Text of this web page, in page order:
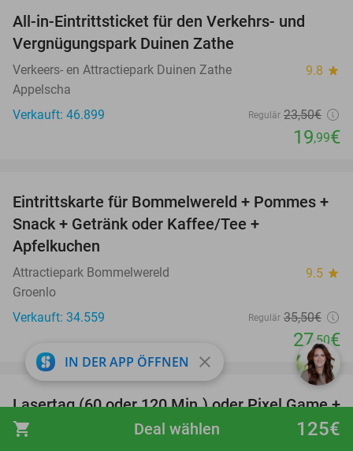
shopping_cart 125€
Deal wählen
All-in-Eintrittsticket für den Verkehrs- und
Vergnügungspark Duinen Zathe
Verkeers- en Attractiepark Duinen Zathe 9.8 star
Appelscha
Verkauft: 46.899
Regulär 23,50€
19,99€
23%
Eintrittskarte für Bommelwereld + Pommes +
Snack + Getränk oder Kaffee/Tee +
Apfelkuchen
Attractiepark Bommelwereld 9.5 star
Groenlo
Verkauft: 34.559
Regulär 35,50€
27,50€
31%
favorite_border
Lasertag (60 oder 120 Min.) oder Pixel Game +
Getränk + opt. Membercard
IN DER APP ÖFFNEN close